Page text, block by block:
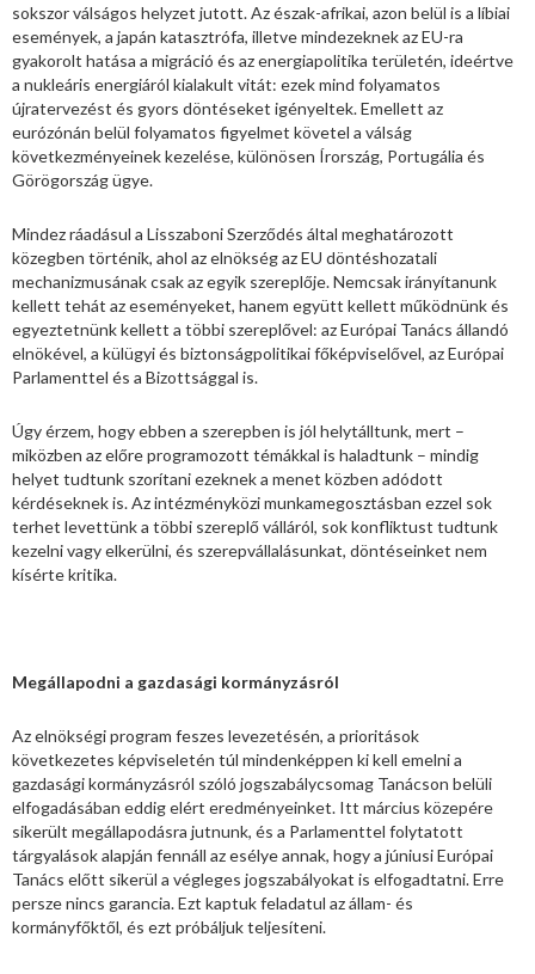
sokszor válságos helyzet jutott. Az észak-afrikai, azon belül is a líbiai
események, a japán katasztrófa, illetve mindezeknek az EU-ra
gyakorolt hatása a migráció és az energiapolitika területén, ideértve
a nukleáris energiáról kialakult vitát: ezek mind folyamatos
újratervezést és gyors döntéseket igényeltek. Emellett az
eurózónán belül folyamatos figyelmet követel a válság
következményeinek kezelése, különösen Írország, Portugália és
Görögország ügye.
Mindez ráadásul a Lisszaboni Szerződés által meghatározott
közegben történik, ahol az elnökség az EU döntéshozatali
mechanizmusának csak az egyik szereplője. Nemcsak irányítanunk
kellett tehát az eseményeket, hanem együtt kellett működnünk és
egyeztetnünk kellett a többi szereplővel: az Európai Tanács állandó
elnökével, a külügyi és biztonságpolitikai főképviselővel, az Európai
Parlamenttel és a Bizottsággal is.
Úgy érzem, hogy ebben a szerepben is jól helytálltunk, mert –
miközben az előre programozott témákkal is haladtunk – mindig
helyet tudtunk szorítani ezeknek a menet közben adódott
kérdéseknek is. Az intézményközi munkamegosztásban ezzel sok
terhet levettünk a többi szereplő válláról, sok konfliktust tudtunk
kezelni vagy elkerülni, és szerepvállalásunkat, döntéseinket nem
kísérte kritika.
Megállapodni a gazdasági kormányzásról
Az elnökségi program feszes levezetésén, a prioritások
következetes képviseletén túl mindenképpen ki kell emelni a
gazdasági kormányzásról szóló jogszabálycsomag Tanácson belüli
elfogadásában eddig elért eredményeinket. Itt március közepére
sikerült megállapodásra jutnunk, és a Parlamenttel folytatott
tárgyalások alapján fennáll az esélye annak, hogy a júniusi Európai
Tanács előtt sikerül a végleges jogszabályokat is elfogadtatni. Erre
persze nincs garancia. Ezt kaptuk feladatul az állam- és
kormányfőktől, és ezt próbáljuk teljesíteni.